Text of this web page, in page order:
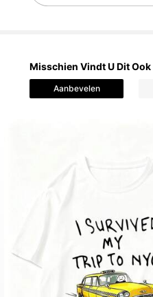
Misschien Vindt U Dit Ook
Aanbevelen